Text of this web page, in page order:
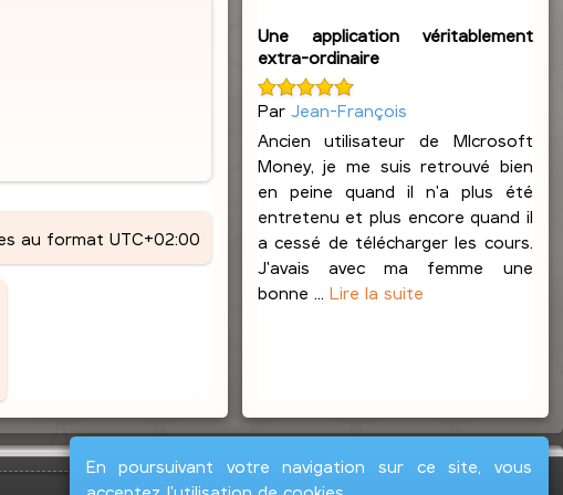
au format UTC+02:00
Une application véritablement
extra-ordinaire
Par Jean-François
Ancien utilisateur de MIcrosoft
Money, je me suis retrouvé bien
en peine quand il n'a plus été
entretenu et plus encore quand il
a cessé de télécharger les cours.
J'avais avec ma femme une
bonne ... Lire la suite
En poursuivant votre navigation sur ce site, vous
acceptez l'utilisation de cookies.